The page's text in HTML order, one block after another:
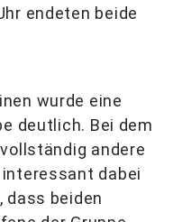
endeten beide
wurde eine
deutlich. Bei dem
andere
dabei
dass beiden